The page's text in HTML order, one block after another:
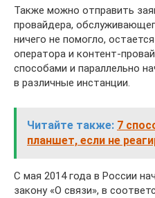
Также можно отправить
провайдера,
ничего не помогло,
оператора и контент-
способами и параллельно
в различные инстанции.
Читайте также: 7
планшет, если не
С мая 2014 года в России
закону «О связи», в